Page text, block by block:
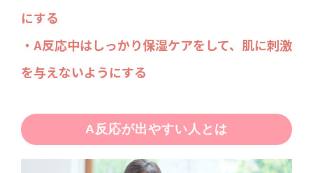
にする
・A反応中はしっかり保湿ケアをして、肌に刺激
を与えないようにする
A反応が出やすい人とは